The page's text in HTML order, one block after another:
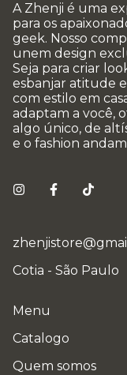
A Zhenji é uma
para os
geek. Nosso
unem design
Seja para criar
esbanjar atitude
com estilo em
adaptam a você,
algo único, de
e o fashion
Cotia - São Paulo
Menu
Catalogo
Quem somos